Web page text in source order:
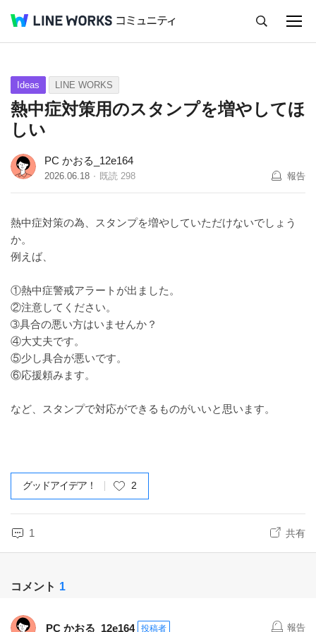
Q&A Tips Ideas
Ideas LINE WORKS
熱中症対策用のスタンプを増やしてほ
しい
PC かおる_12e164
2026.06.18 既読 298 報告
熱中症対策の為、スタンプを増やしていただけないでしょう
か。
例えば、
①熱中症警戒アラートが出ました。
②注意してください。
➂具合の悪い方はいませんか？
④大丈夫です。
⑤少し具合が悪いです。
⑥応援頼みます。
など、スタンプで対応ができるものがいいと思います。
グッドアイデア！ 2
1 共有
コメント 1
PC かおる_12e164 投稿者 報告